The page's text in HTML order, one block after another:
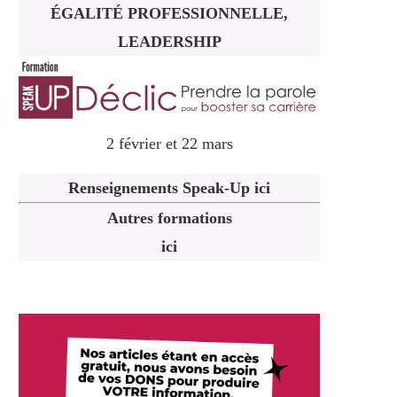
ÉGALITÉ PROFESSIONNELLE,
LEADERSHIP
2 février et 22 mars
Renseignements Speak-Up ici
Autres formations
ici